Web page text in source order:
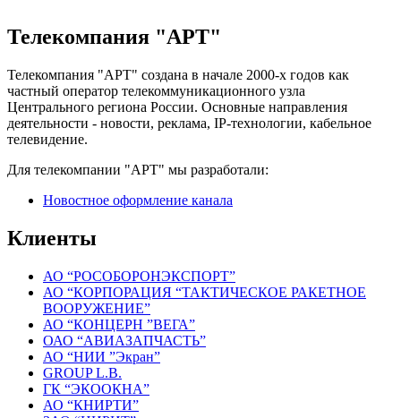
Телекомпания "АРТ"
Телекомпания "АРТ" создана в начале 2000-х годов как
частный оператор телекоммуникационного узла
Центрального региона России. Основные направления
деятельности - новости, реклама, IP-технологии, кабельное
телевидение.
Для телекомпании "АРТ" мы разработали:
Новостное оформление канала
Клиенты
АО “РОСОБОРОНЭКСПОРТ”
АО “КОРПОРАЦИЯ “ТАКТИЧЕСКОЕ РАКЕТНОЕ
ВООРУЖЕНИЕ”
АО “КОНЦЕРН ”ВЕГА”
ОАО “АВИАЗАПЧАСТЬ”
АО “НИИ ”Экран”
GROUP L.В.
ГК “ЭКООКНА”
АО “КНИРТИ”